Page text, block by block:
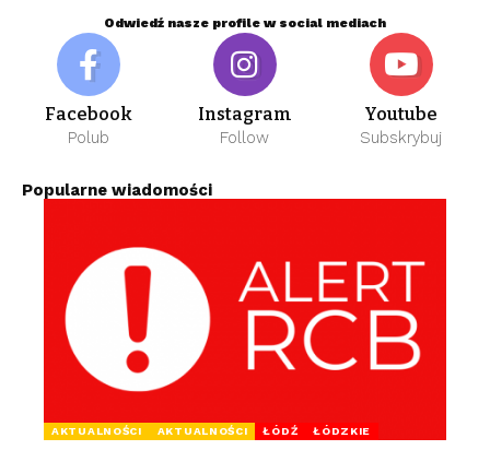
Odwiedź nasze profile w social mediach
Facebook
Polub
Instagram
Follow
Youtube
Subskrybuj
Popularne wiadomości
AKTUALNOŚCI AKTUALNOŚCI ŁÓDŹ ŁÓDZKIE